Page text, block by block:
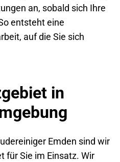
an, sobald sich Ihre
entsteht eine
auf die Sie sich
in
Emden sind wir
für Sie im Einsatz. Wir